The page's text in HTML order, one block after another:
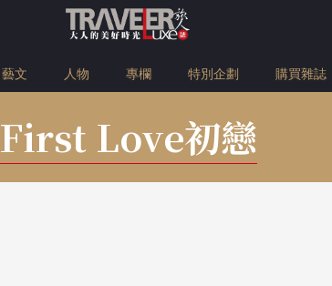
藝文 人物 專欄 特別企劃 購買雜誌
First Love初戀